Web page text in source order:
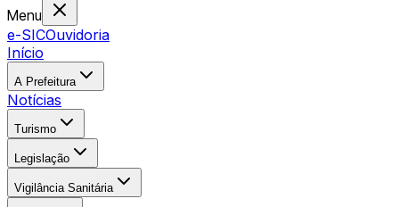
Menu
e-SICOuvidoria
Início
A Prefeitura
Notícias
Turismo
Legislação
Vigilância Sanitária